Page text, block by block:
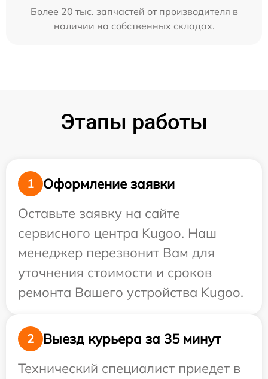
Более 20 тыс. запчастей от производителя в
наличии на собственных складах.
Этапы работы
1
Оформление заявки
Оставьте заявку на сайте
сервисного центра Kugoo. Наш
менеджер перезвонит Вам для
уточнения стоимости и сроков
ремонта Вашего устройства Kugoo.
2
Выезд курьера за 35 минут
Технический специалист приедет в